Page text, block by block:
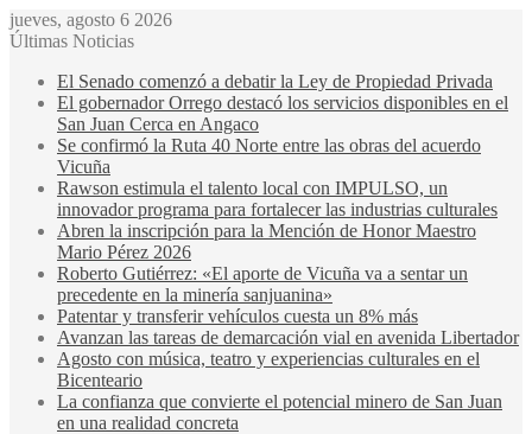
jueves, agosto 6 2026
Últimas Noticias
El Senado comenzó a debatir la Ley de Propiedad Privada
El gobernador Orrego destacó los servicios disponibles en el
San Juan Cerca en Angaco
Se confirmó la Ruta 40 Norte entre las obras del acuerdo
Vicuña
Rawson estimula el talento local con IMPULSO, un
innovador programa para fortalecer las industrias culturales
Abren la inscripción para la Mención de Honor Maestro
Mario Pérez 2026
Roberto Gutiérrez: «El aporte de Vicuña va a sentar un
precedente en la minería sanjuanina»
Patentar y transferir vehículos cuesta un 8% más
Avanzan las tareas de demarcación vial en avenida Libertador
Agosto con música, teatro y experiencias culturales en el
Bicenteario
La confianza que convierte el potencial minero de San Juan
en una realidad concreta